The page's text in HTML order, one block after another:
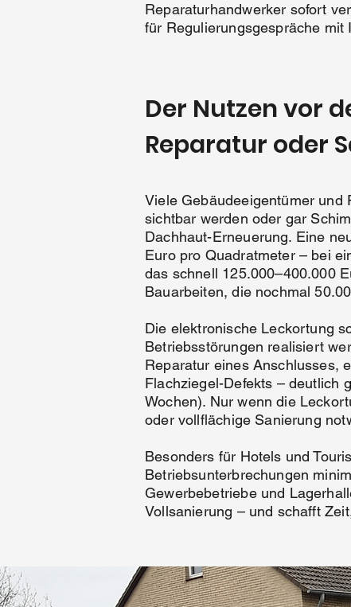
Reparaturhandwerker sofort
für Regulierungsgespräche mit
Der Nutzen vor
Reparatur oder
Viele Gebäudeeigentümer und
sichtbar werden oder gar
Dachhaut-Erneuerung. Eine
Euro pro Quadratmeter – bei
das schnell 125.000–400.000
Bauarbeiten, die nochmal
Die elektronische Leckortung
Betriebsstörungen realisiert
Reparatur eines Anschlusses,
Flachziegel-Defekts – deutlich
Wochen). Nur wenn die
oder vollflächige Sanierung
Besonders für Hotels und
Betriebsunterbrechungen
Gewerbebetriebe und
Vollsanierung – und schafft